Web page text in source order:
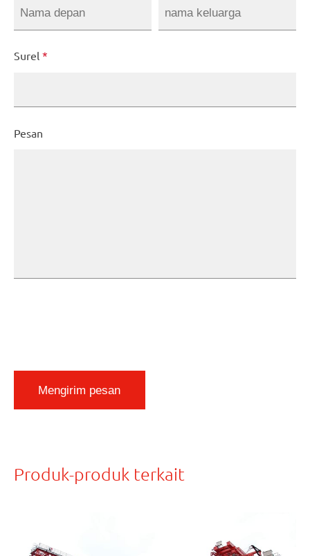
Surel *
Pesan
Mengirim pesan
Produk-produk terkait